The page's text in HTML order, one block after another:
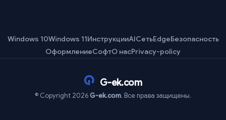
Windows 10Windows 11ИнструкцииAIСетьEdgeБезопасность
ОформлениеСофтО насPrivacy-policy
G-ek.com
© Copyright 2026G-ek.com. Все права защищены.